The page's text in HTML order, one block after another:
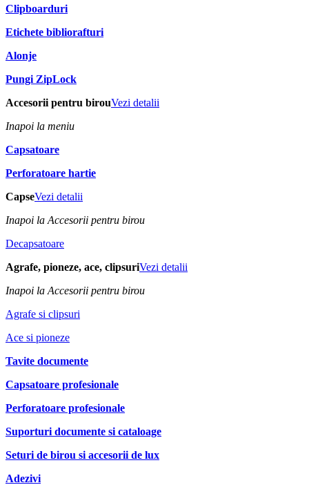
Clipboarduri
Etichete bibliorafturi
Alonje
Pungi ZipLock
Accesorii pentru birouVezi detalii
Inapoi la meniu
Capsatoare
Perforatoare hartie
CapseVezi detalii
Inapoi la Accesorii pentru birou
Decapsatoare
Agrafe, pioneze, ace, clipsuriVezi detalii
Inapoi la Accesorii pentru birou
Agrafe si clipsuri
Ace si pioneze
Tavite documente
Capsatoare profesionale
Perforatoare profesionale
Suporturi documente si cataloage
Seturi de birou si accesorii de lux
Adezivi